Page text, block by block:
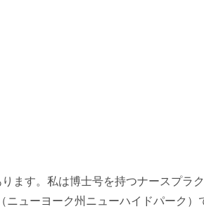
ます。私は博士号を持つナースプラク
ューヨーク州ニューハイドパーク）